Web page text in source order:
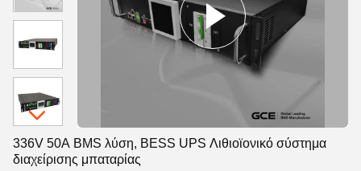
336V 50A BMS λύση, BESS UPS Λιθιοϊονικό σύστημα
διαχείρισης μπαταρίας